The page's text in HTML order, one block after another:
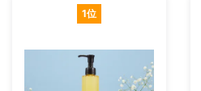
1位